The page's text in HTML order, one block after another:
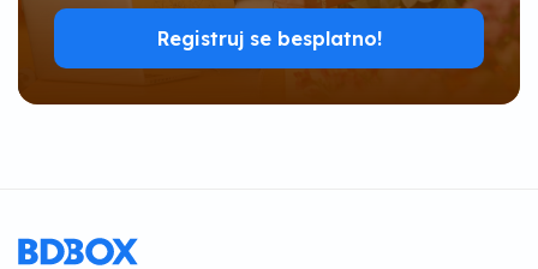
Registruj se besplatno!